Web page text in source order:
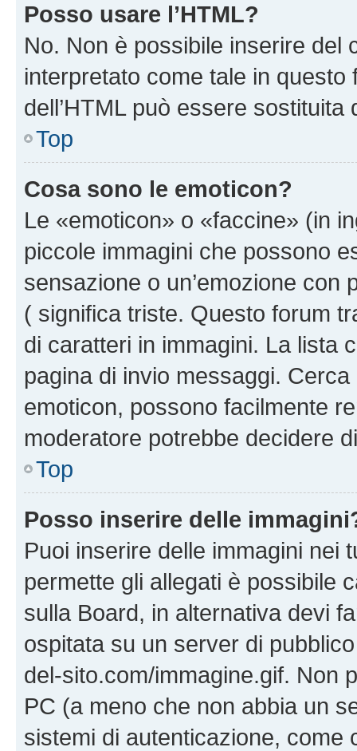
Posso usare l’HTML?
No. Non è possibile inserire del
interpretato come tale in
dell’HTML può essere sostituita
Top
Cosa sono le emoticon?
Le «emoticon» o «faccine» (in
piccole immagini che possono
sensazione o un’emozione
( significa triste. Questo forum
di caratteri in immagini. La lista
pagina di invio messaggi.
emoticon, possono facilmente
moderatore potrebbe decidere
Top
Posso inserire delle
Puoi inserire delle immagini nei
permette gli allegati è possibile
sulla Board, in alternativa devi
ospitata su un server di
del-sito.com/immagine.gif. Non
PC (a meno che non abbia un
sistemi di autenticazione, come